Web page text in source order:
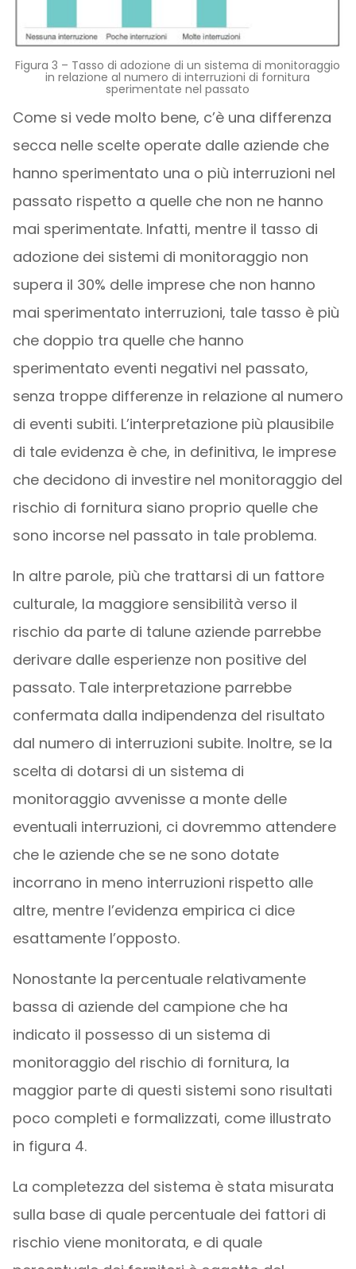
Figura 3 – Tasso di adozione di un sistema di monitoraggio
in relazione al numero di interruzioni di fornitura
sperimentate nel passato
Come si vede molto bene, c’è una differenza
secca nelle scelte operate dalle aziende che
hanno sperimentato una o più interruzioni nel
passato rispetto a quelle che non ne hanno
mai sperimentate. Infatti, mentre il tasso di
adozione dei sistemi di monitoraggio non
supera il 30% delle imprese che non hanno
mai sperimentato interruzioni, tale tasso è più
che doppio tra quelle che hanno
sperimentato eventi negativi nel passato,
senza troppe differenze in relazione al numero
di eventi subiti. L’interpretazione più plausibile
di tale evidenza è che, in definitiva, le imprese
che decidono di investire nel monitoraggio del
rischio di fornitura siano proprio quelle che
sono incorse nel passato in tale problema.
In altre parole, più che trattarsi di un fattore
culturale, la maggiore sensibilità verso il
rischio da parte di talune aziende parrebbe
derivare dalle esperienze non positive del
passato. Tale interpretazione parrebbe
confermata dalla indipendenza del risultato
dal numero di interruzioni subite. Inoltre, se la
scelta di dotarsi di un sistema di
monitoraggio avvenisse a monte delle
eventuali interruzioni, ci dovremmo attendere
che le aziende che se ne sono dotate
incorrano in meno interruzioni rispetto alle
altre, mentre l’evidenza empirica ci dice
esattamente l’opposto.
Nonostante la percentuale relativamente
bassa di aziende del campione che ha
indicato il possesso di un sistema di
monitoraggio del rischio di fornitura, la
maggior parte di questi sistemi sono risultati
poco completi e formalizzati, come illustrato
in figura 4.
La completezza del sistema è stata misurata
sulla base di quale percentuale dei fattori di
rischio viene monitorata, e di quale